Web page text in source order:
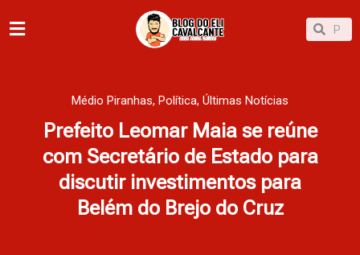
para
Pesquisar
Médio Piranhas, Política, Últimas Notícias
Prefeito Leomar Maia se reúne
com Secretário de Estado para
discutir investimentos para
Belém do Brejo do Cruz